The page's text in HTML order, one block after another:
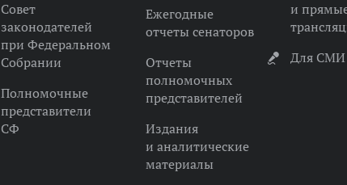
Совет
законодателей
при Федеральном
Собрании
Полномочные
представители
СФ
Ежегодные
отчеты сенаторов
Отчеты
полномочных
представителей
Издания
и аналитические
материалы
и
Для СМИ